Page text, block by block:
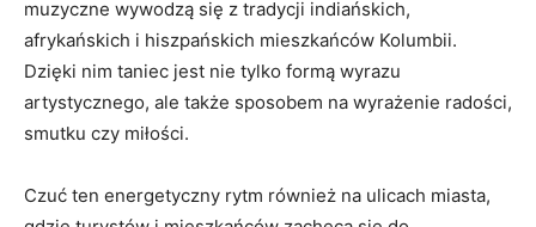
muzyczne wywodzą‍ się z tradycji indiańskich,
afrykańskich i hiszpańskich mieszkańców Kolumbii.
Dzięki​ nim ⁤taniec jest nie tylko formą wyrazu
⁣artystycznego, ale także⁣ sposobem na wyrażenie radości,⁤
smutku czy⁢ miłości.
Czuć ten energetyczny ‍rytm również ​na ulicach miasta,